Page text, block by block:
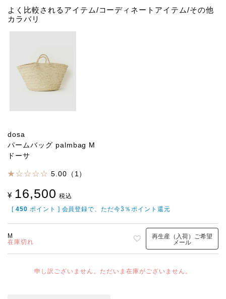
よく比較されるアイテム/コーディネートアイテム/その他
カラバリ
dosa
パームバッグ palmbag M
ドーサ
5.00（1）
¥ 16,500 税込
[ 450 ポイント ] 会員登録で、ただ今3％ポイント還元
M
在庫切れ
再生産（入荷）ご希望
メール
申し訳ございません。ただいま在庫がございません。